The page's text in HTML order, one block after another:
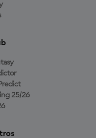
25/26